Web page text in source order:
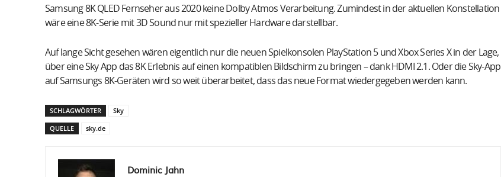
Samsung 8K QLED Fernseher aus 2020 keine Dolby Atmos Verarbeitung. Zumindest in der aktuellen Konstellation
wäre eine 8K-Serie mit 3D Sound nur mit spezieller Hardware darstellbar.
Auf lange Sicht gesehen wären eigentlich nur die neuen Spielkonsolen PlayStation 5 und Xbox Series X in der Lage,
über eine Sky App das 8K Erlebnis auf einen kompatiblen Bildschirm zu bringen – dank HDMI 2.1. Oder die Sky-App
auf Samsungs 8K-Geräten wird so weit überarbeitet, dass das neue Format wiedergegeben werden kann.
SCHLAGWÖRTER
Sky
QUELLE
sky.de
Dominic Jahn